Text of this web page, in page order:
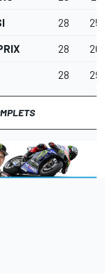
28
28
28